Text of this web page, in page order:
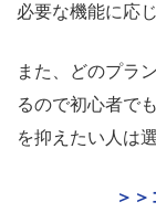
必要な機能に応
また、どのプラ
るので初心者で
を抑えたい人は
＞